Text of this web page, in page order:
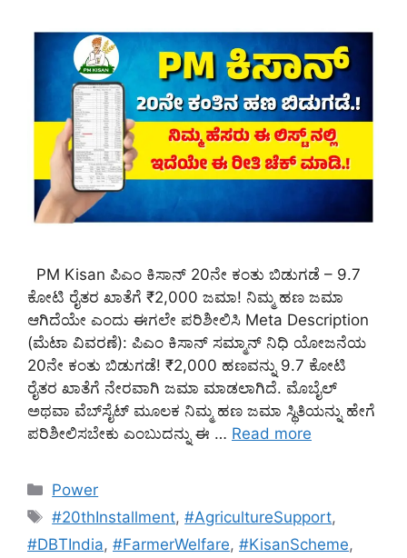
PM Kisan ಪಿಎಂ ಕಿಸಾನ್ 20ನೇ ಕಂತು ಬಿಡುಗಡೆ – 9.7
ಕೋಟಿ ರೈತರ ಖಾತೆಗೆ ₹2,000 ಜಮಾ! ನಿಮ್ಮ ಹಣ ಜಮಾ
ಆಗಿದೆಯೇ ಎಂದು ಈಗಲೇ ಪರಿಶೀಲಿಸಿ Meta Description
(ಮೆಟಾ ವಿವರಣೆ): ಪಿಎಂ ಕಿಸಾನ್ ಸಮ್ಮಾನ್ ನಿಧಿ ಯೋಜನೆಯ
20ನೇ ಕಂತು ಬಿಡುಗಡೆ! ₹2,000 ಹಣವನ್ನು 9.7 ಕೋಟಿ
ರೈತರ ಖಾತೆಗೆ ನೇರವಾಗಿ ಜಮಾ ಮಾಡಲಾಗಿದೆ. ಮೊಬೈಲ್
ಅಥವಾ ವೆಬ್‌ಸೈಟ್ ಮೂಲಕ ನಿಮ್ಮ ಹಣ ಜಮಾ ಸ್ಥಿತಿಯನ್ನು ಹೇಗೆ
ಪರಿಶೀಲಿಸಬೇಕು ಎಂಬುದನ್ನು ಈ … Read more
Categories
Power
Tags
#20thInstallment,#AgricultureSupport,
#DBTIndia, #FarmerWelfare, #KisanScheme,